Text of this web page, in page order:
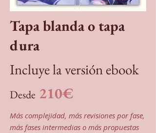
Tapa blanda o tapa
dura
Incluye la versión ebook
Desde 210€
Más complejidad, más revisiones por fase,
más fases intermedias o más propuestas